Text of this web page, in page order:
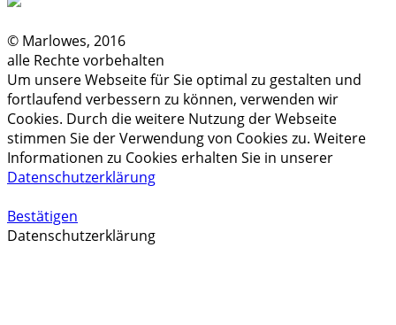
© Marlowes, 2016
alle Rechte vorbehalten
Um unsere Webseite für Sie optimal zu gestalten und
fortlaufend verbessern zu können, verwenden wir
Cookies. Durch die weitere Nutzung der Webseite
stimmen Sie der Verwendung von Cookies zu. Weitere
Informationen zu Cookies erhalten Sie in unserer
Datenschutzerklärung
Bestätigen
Datenschutzerklärung